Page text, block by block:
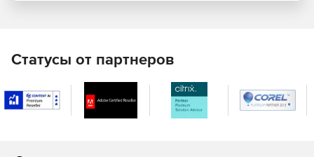
Поиск, заказ и учет запчастей:
Проценка и заказ запчастей.
Глобальный каталог запчастей и для автосервисов и
Статусы от партнеров